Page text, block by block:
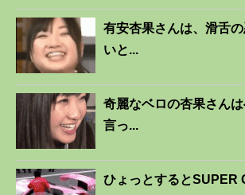
有安杏果さんは、滑舌
いと...
奇麗なベロの杏果さん
言っ...
ひょっとするとSUPER